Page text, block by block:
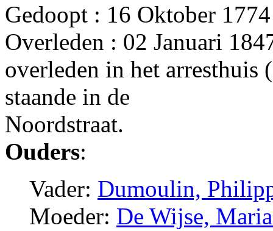
Gedoopt : 16 Oktober
Overleden : 02 Januari
overleden in het arresthuis
staande in de
Noordstraat.
Ouders:
Vader: Dumoulin,
Moeder: De Wijse,